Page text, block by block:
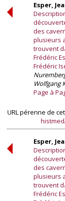
Esper,
des
plusieurs
trouvent
Frédéric
Frédéric
Wolfgang
Page à
URL pérenne de
Esper,
des
plusieurs
trouvent
Frédéric